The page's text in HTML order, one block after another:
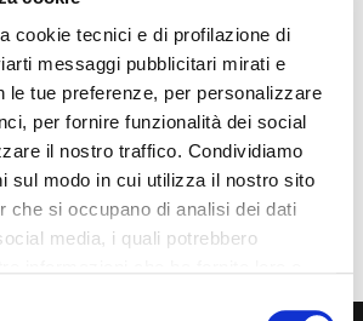
cookie tecnici e di profilazione di
messaggi pubblicitari mirati e
le tue preferenze, per personalizzare
per fornire funzionalità dei social
il nostro traffico. Condividiamo
sul modo in cui utilizza il nostro sito
che si occupano di analisi dei dati
media, i quali potrebbero
Benzina
Automatico
Euro6d-ISC-FCM